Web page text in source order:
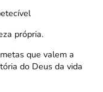
própria.
que valem a
do Deus da vida